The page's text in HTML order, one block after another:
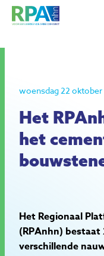
woensdag 22 oktober
Het
het
Het Regionaal
(RPAnhn)
verschillende